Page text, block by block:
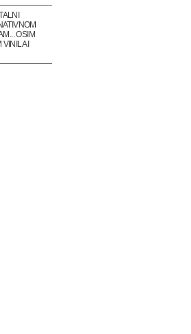
OSIM
VINILA I